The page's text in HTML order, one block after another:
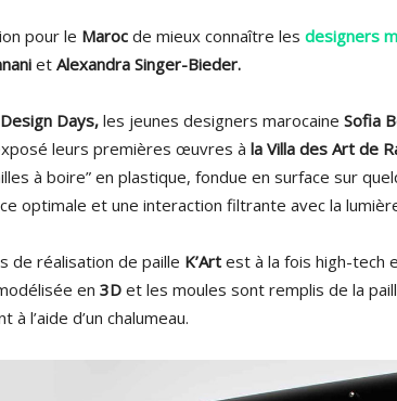
pour le Maroc de mieux connaître les designers
et Alexandra Singer-Bieder.
Design Days, les jeunes designers marocaine Sofia
leurs premières œuvres à la Villa des Art de
à boire” en plastique, fondue en surface sur
optimale et une interaction filtrante avec la
de réalisation de paille K’Art est à la fois high-tech
en 3D et les moules sont remplis de la
à l’aide d’un chalumeau.